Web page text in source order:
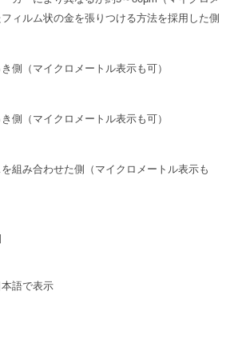
ィルム状の金を張りつける方法を採用した側
側（マイクロメートル表示も可）
側（マイクロメートル表示も可）
組み合わせた側（マイクロメートル表示も
語で表示